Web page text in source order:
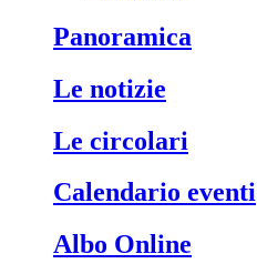
Panoramica
Le notizie
Le circolari
Calendario eventi
Albo Online